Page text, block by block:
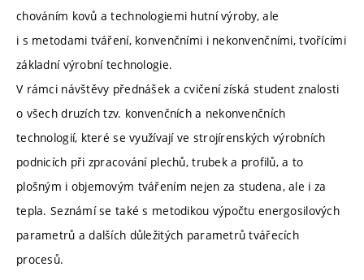
chováním kovů a technologiemi hutní výroby, ale
i s metodami tváření, konvenčními i nekonvenčními, tvořícími
základní výrobní technologie.
V rámci návštěvy přednášek a cvičení získá student znalosti
o všech druzích tzv. konvenčních a nekonvenčních
technologií, které se využívají ve strojírenských výrobních
podnicích při zpracování plechů, trubek a profilů, a to
plošným i objemovým tvářením nejen za studena, ale i za
tepla. Seznámí se také s metodikou výpočtu energosilových
parametrů a dalších důležitých parametrů tvářecích
procesů.